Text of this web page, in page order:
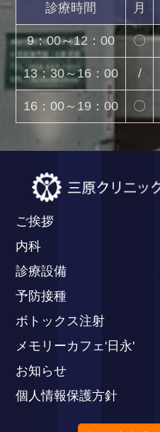
診療時間 月
9：00～12：00 〇
13：30～16：00 /
16：00～19：00 〇
ご挨拶
内科
診療設備
予防接種
ボトックス注射
メモリーカフェ'日永'
お知らせ
個人情報保護方針